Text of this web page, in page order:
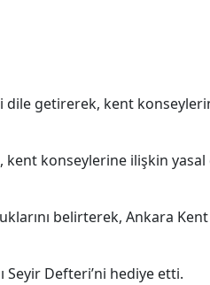
getirerek, kent
konseylerine ilişkin
belirterek, Ankara
Seyir Defteri’ni hediye etti.